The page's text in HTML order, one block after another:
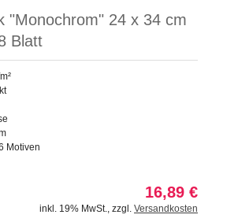
"Monochrom" 24 x 34 cm
Blatt
Motiven
16,89 €
inkl. 19% MwSt. zzgl. Versandkosten